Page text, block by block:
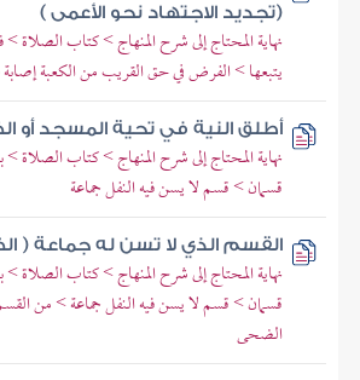
(تجديد الاجتهاد نحو الأعمى )
نهاية المحتاج إلى شرح المنهاج > كتاب الصلاة >
يتبعها > الفرض في حق القريب من الكعبة إصابة
أطلق النية في تحية المسجد أو
نهاية المحتاج إلى شرح المنهاج > كتاب
قسمان > قسم لا يسن فيه النفل جماعة
القسم الذي لا تسن له جماعة (
نهاية المحتاج إلى شرح المنهاج > كتاب
قسمان > قسم لا يسن فيه النفل جماعة > من
الضحى